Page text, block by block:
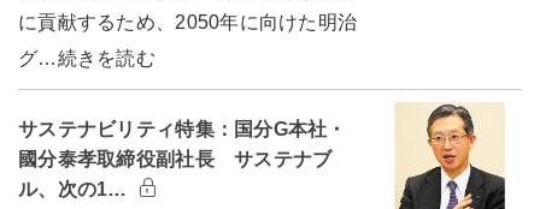
に貢献するため、2050年に向けた明治
グ…続きを読む
サステナビリティ特集：国分G本社・
國分泰孝取締役副社長 サステナブ
ル、次の1…